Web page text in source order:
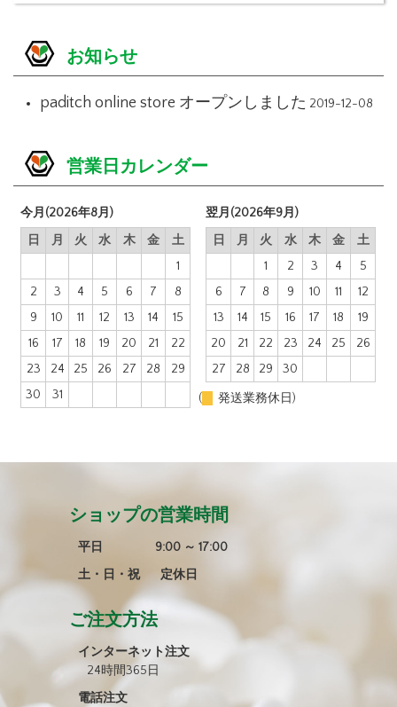
お知らせ
paditch online store オープンしました 2019-12-08
営業日カレンダー
今月(2026年8月)
日
月 火 水 木 金
土
1
2
3 4 5 6 7
8
9
10 11 12 13 14
15
16
17 18 19 20 21
22
23
24 25 26 27 28
29
30
31
翌月(2026年9月)
日
月 火 水 木 金
土
1
2 3 4
5
6
7 8 9 10 11
12
13
14 15 16 17 18
19
20
21 22 23 24 25
26
27
28 29 30
( 発送業務休日)
ショップの営業時間
平日 9:00 ～ 17:00
土・日・祝 定休日
ご注文方法
インターネット注文
24時間365日
電話注文